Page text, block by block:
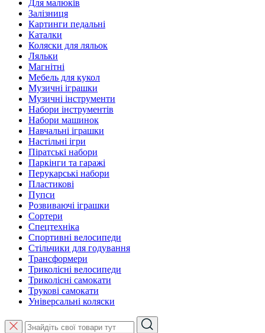
Для малюків
Залізниця
Картинги педальні
Каталки
Коляски для ляльок
Ляльки
Магнітні
Мебель для кукол
Музичні іграшки
Музичні інструменти
Набори інструментів
Набори машинок
Навчальні іграшки
Настільні ігри
Піратські набори
Паркінги та гаражі
Перукарські набори
Пластикові
Пупси
Розвиваючі іграшки
Сортери
Спецтехніка
Спортивні велосипеди
Стільчики для годування
Трансформери
Триколісні велосипеди
Триколісні самокати
Трукові самокати
Універсальні коляски